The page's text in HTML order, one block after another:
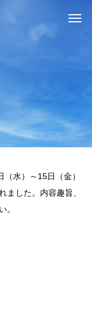
水）～15日（金）
ました。内容趣旨、
。